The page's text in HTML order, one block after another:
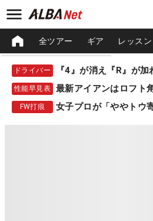
全ツアー ギア レッスン
ドライバー
性能早見表 最新アイアンはロフト
FW打痕 女子プロが「ややトウ